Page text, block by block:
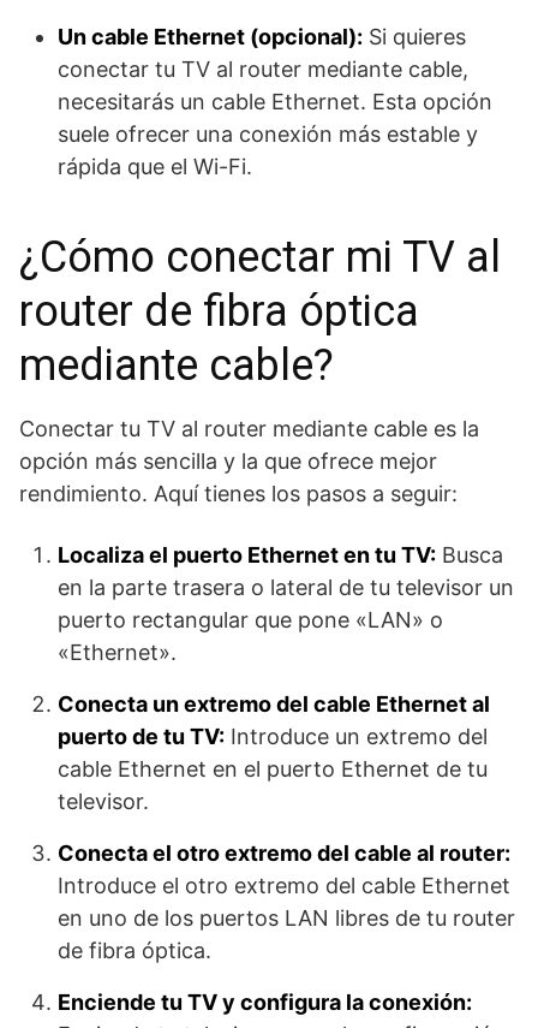
Un cable Ethernet (opcional): Si quieres
conectar tu TV al router mediante cable,
necesitarás un cable Ethernet. Esta opción
suele ofrecer una conexión más estable y
rápida que el Wi-Fi.
¿Cómo conectar mi TV al
router de fibra óptica
mediante cable?
Conectar tu TV al router mediante cable es la
opción más sencilla y la que ofrece mejor
rendimiento. Aquí tienes los pasos a seguir:
Localiza el puerto Ethernet en tu TV: Busca
en la parte trasera o lateral de tu televisor un
puerto rectangular que pone «LAN» o
«Ethernet».
Conecta un extremo del cable Ethernet al
puerto de tu TV: Introduce un extremo del
cable Ethernet en el puerto Ethernet de tu
televisor.
Conecta el otro extremo del cable al router:
Introduce el otro extremo del cable Ethernet
en uno de los puertos LAN libres de tu router
de fibra óptica.
Enciende tu TV y configura la conexión: